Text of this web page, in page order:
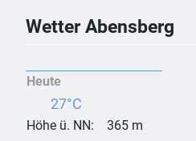
Wetter Abensberg
Heute
27°C
Höhe ü. NN:
365 m